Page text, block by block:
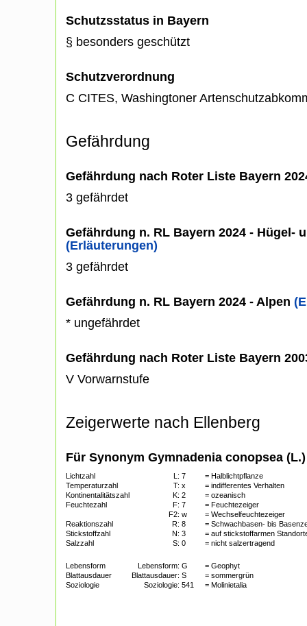
Schutzsstatus in Bayern
§ besonders geschützt
Schutzverordnung
C CITES, Washingtoner
Gefährdung
Gefährdung nach Roter Liste Bayern
3 gefährdet
Gefährdung n. RL Bayern 2024 - Hügel-
(Erläuterungen)
3 gefährdet
Gefährdung n. RL Bayern 2024 - Alpen
* ungefährdet
Gefährdung nach Roter Liste Bayern
V Vorwarnstufe
Zeigerwerte nach Ellenberg
Für Synonym Gymnadenia conopsea
Lichtzahl L: 7
= Halblichtpflanze
Temperaturzahl
T: x
= indifferentes Verhalten
Kontinentalitätszahl
K: 2
= ozeanisch
Feuchtezahl
F: 7
= Feuchtezeiger
F2: w
= Wechselfeuchtezeiger
Reaktionszahl
R: 8
= Schwachbasen- bis
Stickstoffzahl
N: 3
= auf stickstoffarmen
Salzzahl
S: 0 = nicht salzertragend
Lebensform Lebensform: G
= Geophyt
Blattausdauer
Blattausdauer: S
= sommergrün
Soziologie
Soziologie: 541 = Molinietalia